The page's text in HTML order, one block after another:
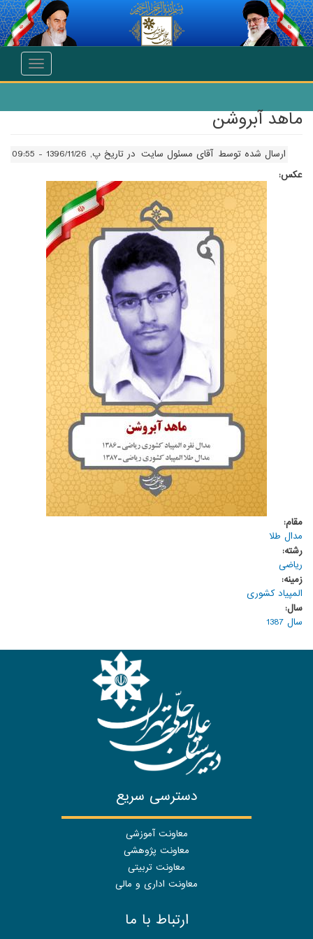
انتقال به محتوای اصلی
Toggle
ماهد آبروشن
ارسال شده توسط آقای مسئول سایت در تاریخ پ, 1396/11/26 - 09:55
عکس:
مقام:
مدال طلا
رشته:
ریاضی
زمینه:
المپیاد کشوری
سال:
سال 1387
دسترسی سریع
معاونت آموزشی
معاونت پژوهشی
معاونت تربیتی
معاونت اداری و مالی
ارتباط با ما